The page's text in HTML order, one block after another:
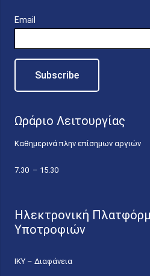
Email
Ωράριο Λειτουργίας
Καθημερινά πλην επίσημων αργιών
7.30 – 15.30
Ηλεκτρονική
Υποτροφιών
ΙΚΥ – Διαφάνεια